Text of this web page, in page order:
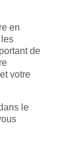
en
de
votre
le